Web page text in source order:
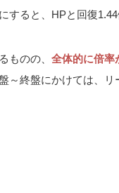
すると、HPと回復
ものの、 全体的に倍率
～終盤にかけては、